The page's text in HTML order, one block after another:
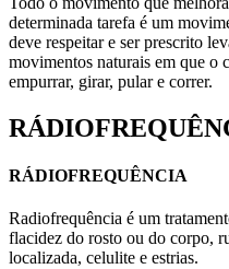
determinada tarefa é um
deve respeitar e ser prescrito
movimentos naturais em que o
empurrar, girar, pular e correr.
RÁDIOFREQUÊNCIA
Radiofrequência é um
flacidez do rosto ou do corpo,
localizada, celulite e estrias.